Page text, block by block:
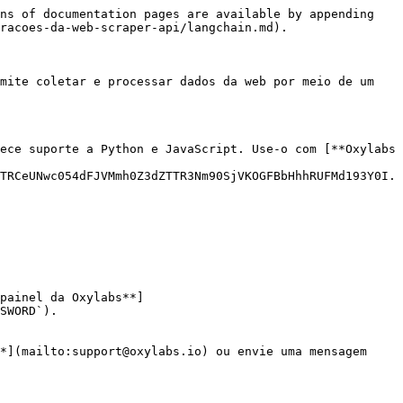
documentation pages are available by appending
da-web-scraper-api/langchain.md).
coletar e processar dados da web por meio de um
suporte a Python e JavaScript. Use-o com [**Oxylabs
da Oxylabs**]
ou envie uma mensagem